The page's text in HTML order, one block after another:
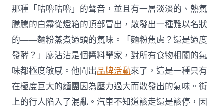
那種「咕嚕咕嚕」的聲音，並且有一層淡淡的、熱氣
騰騰的白霧從燈箱的頂部冒出，散發出一種難以名狀
的——麵粉蒸煮過頭的氣味。「麵粉焦慮？還是過度
發酵？」廖沾沾是個醬料學家，對所有食物相關的氣
味都極度敏感。他聞出品牌活動來了，這是一種只有
在極度巨大的麵團因為壓力過大而散發出的氣味。街
上的行人陷入了混亂。汽車不知道該走還是該停，因